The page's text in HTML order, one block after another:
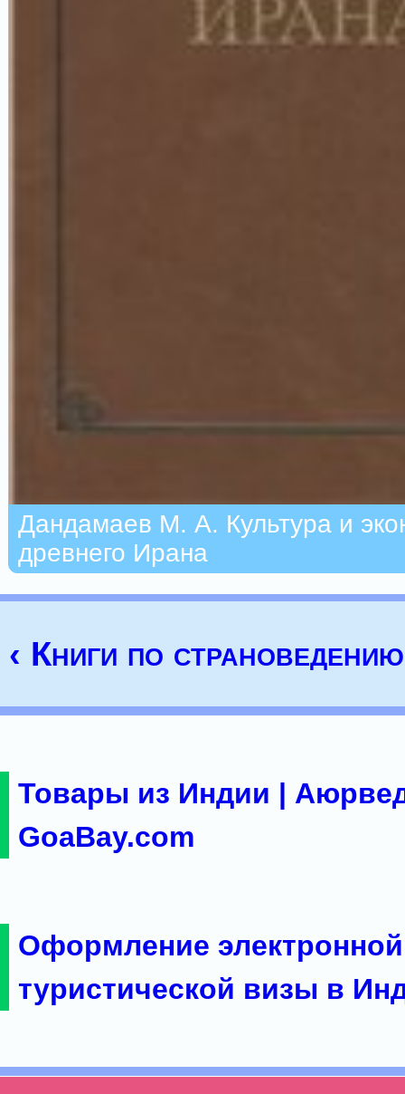
Дандамаев М. А. Культура и
древнего Ирана
‹ Книги по страноведению
Товары из Индии |
GoaBay.com
Оформление электронной
туристической визы в